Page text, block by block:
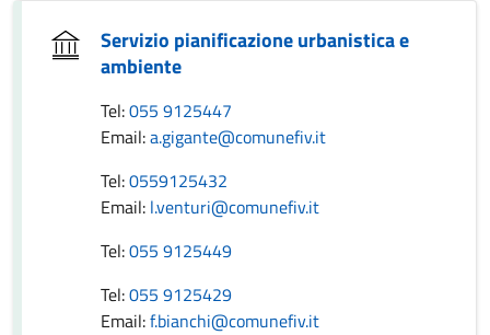
Servizio pianificazione urbanistica e
ambiente
Tel:055 9125447
Email:a.gigante@comunefiv.it
Tel:0559125432
Email: l.venturi@comunefiv.it
Tel:055 9125449
Tel:055 9125429
Email:f.bianchi@comunefiv.it